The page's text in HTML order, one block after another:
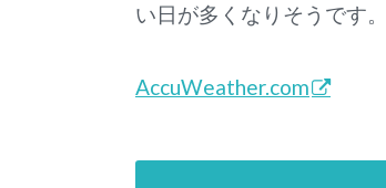
い日が多くなりそうです。
AccuWeather.com